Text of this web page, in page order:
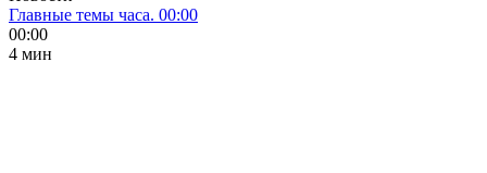
Главные темы часа. 00:00
00:00
4 мин